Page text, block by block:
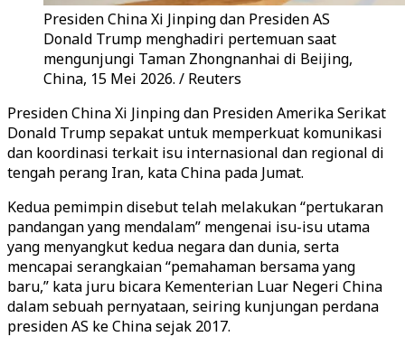
Presiden China Xi Jinping dan Presiden AS
Donald Trump menghadiri pertemuan saat
mengunjungi Taman Zhongnanhai di Beijing,
China, 15 Mei 2026. / Reuters
Presiden China Xi Jinping dan Presiden Amerika Serikat
Donald Trump sepakat untuk memperkuat komunikasi
dan koordinasi terkait isu internasional dan regional di
tengah perang Iran, kata China pada Jumat.
Kedua pemimpin disebut telah melakukan “pertukaran
pandangan yang mendalam” mengenai isu-isu utama
yang menyangkut kedua negara dan dunia, serta
mencapai serangkaian “pemahaman bersama yang
baru,” kata juru bicara Kementerian Luar Negeri China
dalam sebuah pernyataan, seiring kunjungan perdana
presiden AS ke China sejak 2017.